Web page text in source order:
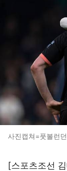
사진캡쳐=풋볼런던
[스포츠조선